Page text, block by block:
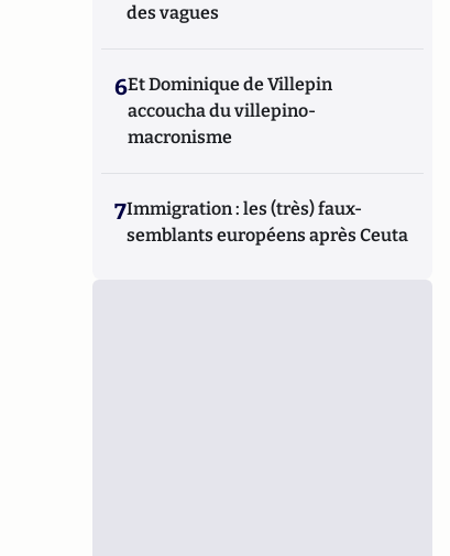
des vagues
6Et Dominique de Villepin
accoucha du villepino-
macronisme
7Immigration : les (très) faux-
semblants européens après Ceuta